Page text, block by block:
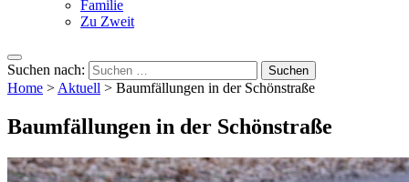
Familie
Zu Zweit
Suchen nach:
Home >Aktuell > Baumfällungen in der Schönstraße
Baumfällungen in der Schönstraße